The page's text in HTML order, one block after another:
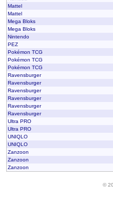
Mattel
Mattel
Mega Bloks
Mega Bloks
Nintendo
PEZ
Pokémon TCG
Pokémon TCG
Pokémon TCG
Ravensburger
Ravensburger
Ravensburger
Ravensburger
Ravensburger
Ravensburger
Ultra PRO
Ultra PRO
UNIQLO
UNIQLO
Zanzoon
Zanzoon
Zanzoon
©